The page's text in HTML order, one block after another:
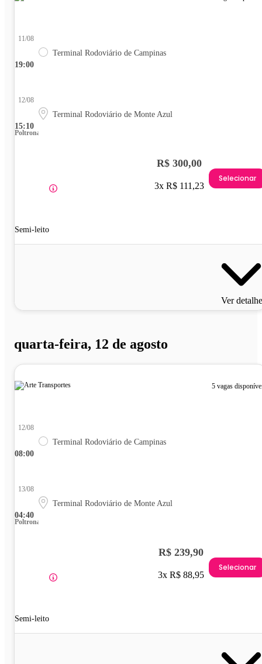
19:00
11/08
Terminal Rodoviário de Campinas
15:10
12/08
Terminal Rodoviário de Monte Azul
Poltrona
Semi-leito
R$ 300,00
3x R$ 111,23
Selecionar
Ver
quarta-feira, 12 de agosto
5 vagas
08:00
12/08
Terminal Rodoviário de Campinas
04:40
13/08
Terminal Rodoviário de Monte Azul
Poltrona
Semi-leito
R$ 239,90
3x R$ 88,95
Selecionar